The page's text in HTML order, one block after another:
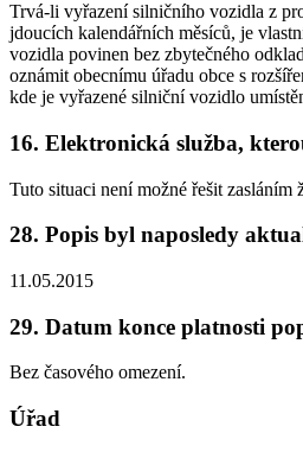
Trvá-li vyřazení silničního vozidla z
jdoucích kalendářních měsíců, je
vozidla povinen bez zbytečného
oznámit obecnímu úřadu obce s
kde je vyřazené silniční vozidlo
16. Elektronická služba,
Tuto situaci není možné řešit zasláním
28. Popis byl naposledy
11.05.2015
29. Datum konce platnosti
Bez časového omezení.
Úřad